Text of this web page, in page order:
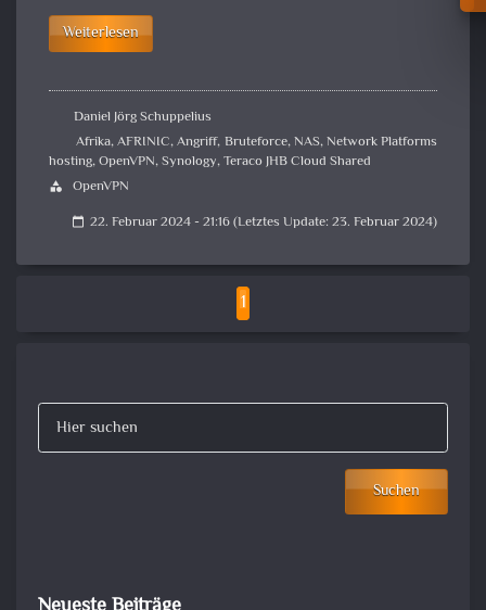
Weiterlesen
Daniel Jörg Schuppelius
Afrika,AFRINIC,Angriff, Bruteforce,NAS,Network Platforms
hosting,OpenVPN,Synology,Teraco JHB Cloud Shared
category OpenVPN
calendar_today 22. Februar 2024 - 21:16 (Letztes Update: 23. Februar 2024)
1
Suchen